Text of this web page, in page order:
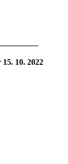
10. 2022